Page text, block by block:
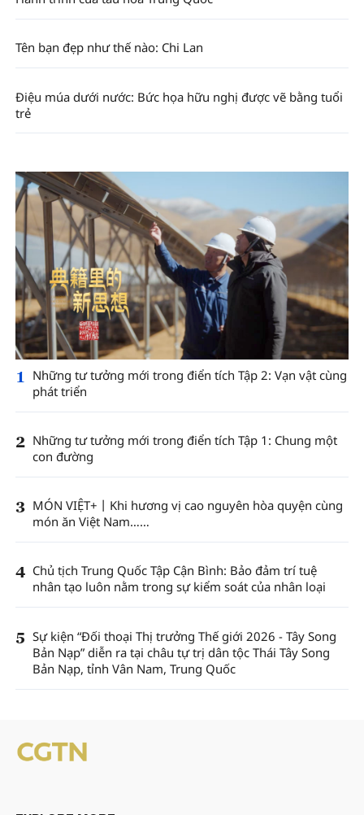
Tên bạn đẹp như thế nào: Chi Lan
Điệu múa dưới nước: Bức họa hữu nghị được vẽ bằng tuổi
trẻ
1
Những tư tưởng mới trong điển tích Tập 2: Vạn vật cùng
phát triển
2 Những tư tưởng mới trong điển tích Tập 1: Chung một
con đường
3 MÓN VIỆT+丨Khi hương vị cao nguyên hòa quyện cùng
món ăn Việt Nam……
4 Chủ tịch Trung Quốc Tập Cận Bình: Bảo đảm trí tuệ
nhân tạo luôn nằm trong sự kiểm soát của nhân loại
5 Sự kiện “Đối thoại Thị trưởng Thế giới 2026 - Tây Song
Bản Nạp” diễn ra tại châu tự trị dân tộc Thái Tây Song
Bản Nạp, tỉnh Vân Nam, Trung Quốc